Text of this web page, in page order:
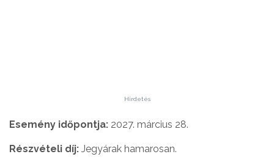
Hirdetés
Esemény időpontja: 2027. március 28.
Részvételi díj: Jegyárak hamarosan.